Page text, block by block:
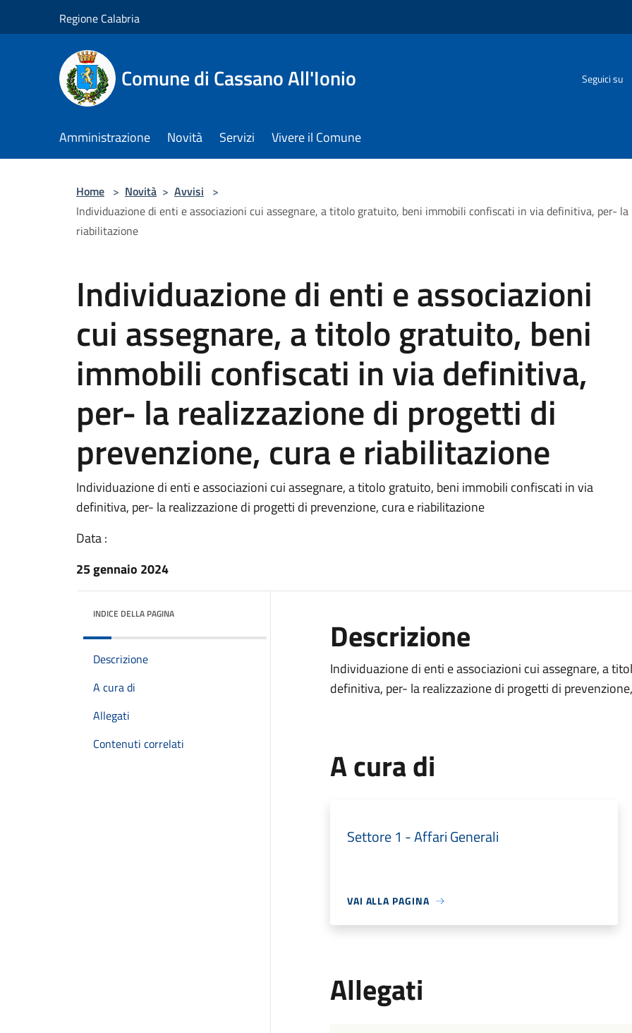
Regione Calabria
Comune di Cassano All'Ionio Seguici su
Amministrazione Novità Servizi Vivere il Comune
Home > Novità > Avvisi >
Individuazione di enti e associazioni cui assegnare, a titolo gratuito, beni immobili confiscati in via definitiva, per-
riabilitazione
Individuazione di enti e associazioni
cui assegnare, a titolo gratuito, beni
immobili confiscati in via definitiva,
per- la realizzazione di progetti di
prevenzione, cura e riabilitazione
Individuazione di enti e associazioni cui assegnare, a titolo gratuito, beni immobili confiscati in via
definitiva, per- la realizzazione di progetti di prevenzione, cura e riabilitazione
Data :
25 gennaio 2024
INDICE DELLA PAGINA
Descrizione
A cura di
Allegati
Contenuti correlati
Descrizione
Individuazione di enti e associazioni cui assegnare, a
definitiva, per- la realizzazione di progetti di
A cura di
Settore 1 - Affari Generali
VAI ALLA PAGINA
Allegati